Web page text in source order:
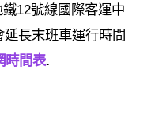
鐵12號線國際客運中
長末班車運行時間
時間表.